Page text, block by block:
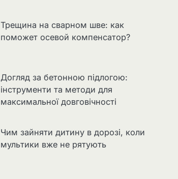
Трещина на сварном шве: как
поможет осевой компенсатор?
Догляд за бетонною підлогою:
інструменти та методи для
максимальної довговічності
Чим зайняти дитину в дорозі, коли
мультики вже не рятують